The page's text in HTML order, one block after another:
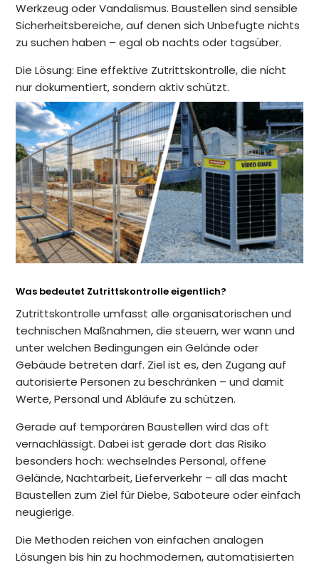
Werkzeug oder Vandalismus. Baustellen sind sensible
Sicherheitsbereiche, auf denen sich Unbefugte nichts
zu suchen haben – egal ob nachts oder tagsüber.
Die Lösung: Eine effektive Zutrittskontrolle, die nicht
nur dokumentiert, sondern aktiv schützt.
Was bedeutet Zutrittskontrolle eigentlich?
Zutrittskontrolle umfasst alle organisatorischen und
technischen Maßnahmen, die steuern, wer wann und
unter welchen Bedingungen ein Gelände oder
Gebäude betreten darf. Ziel ist es, den Zugang auf
autorisierte Personen zu beschränken – und damit
Werte, Personal und Abläufe zu schützen.
Gerade auf temporären Baustellen wird das oft
vernachlässigt. Dabei ist gerade dort das Risiko
besonders hoch: wechselndes Personal, offene
Gelände, Nachtarbeit, Lieferverkehr – all das macht
Baustellen zum Ziel für Diebe, Saboteure oder einfach
neugierige.
Die Methoden reichen von einfachen analogen
Lösungen bis hin zu hochmodernen, automatisierten